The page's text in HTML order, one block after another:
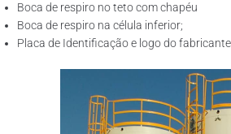
Boca de respiro no teto com chapéu
Boca de respiro na célula inferior;
Placa de Identificação e logo do